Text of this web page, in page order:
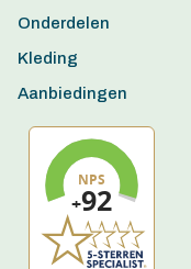
Onderdelen
Kleding
Aanbiedingen